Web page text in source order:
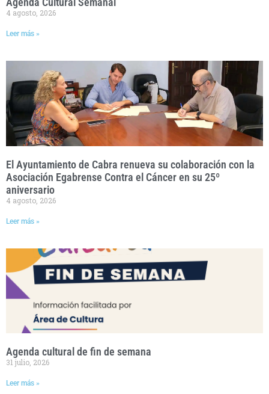
4 agosto, 2026
Leer más »
El Ayuntamiento de Cabra renueva su colaboración con la
Asociación Egabrense Contra el Cáncer en su 25º
aniversario
4 agosto, 2026
Leer más »
Agenda cultural de fin de semana
31 julio, 2026
Leer más »